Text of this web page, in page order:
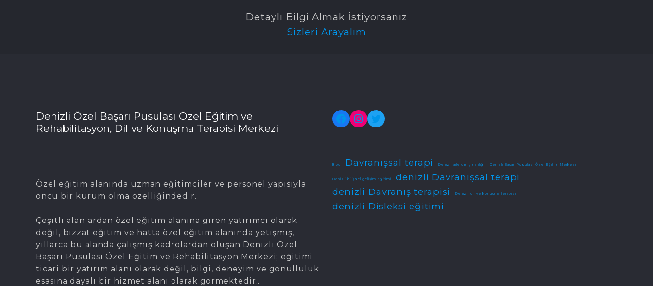
Detaylı Bilgi Almak İstiyorsanız
Sizleri Arayalım
Denizli Özel Başarı Pusulası Özel Eğitim ve
Rehabilitasyon, Dil ve Konuşma Terapisi Merkezi
Özel eğitim alanında uzman eğitimciler ve personel yapısıyla
öncü bir kurum olma özelliğindedir.
Çeşitli alanlardan özel eğitim alanına giren yatırımcı olarak
değil, bizzat eğitim ve hatta özel eğitim alanında yetişmiş,
yıllarca bu alanda çalışmış kadrolardan oluşan Denizli Özel
Başarı Pusulası Özel Eğitim ve Rehabilitasyon Merkezi; eğitimi
ticari bir yatırım alanı olarak değil, bilgi, deneyim ve gönüllülük
esasına dayalı bir hizmet alanı olarak görmektedir..
Facebook
Instagram
Twitter
Blog Davranışsal terapi Denizli aile danışmanlığı Denizli Başarı Pusulası Özel Eğitim Merkezi
Denizli bilişsel gelişim eğitimi
denizli Davranışsal terapi
denizli Davranış terapisi
Denizli dil ve konuşma terapisi
denizli Disleksi eğitimi